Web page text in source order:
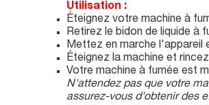
Utilisation :
Éteignez votre machine à
Retirez le bidon de liquide à
Mettez en marche l'appareil
Éteignez la machine et
Votre machine à fumée est
N'attendez pas que votre
assurez-vous d'obtenir des